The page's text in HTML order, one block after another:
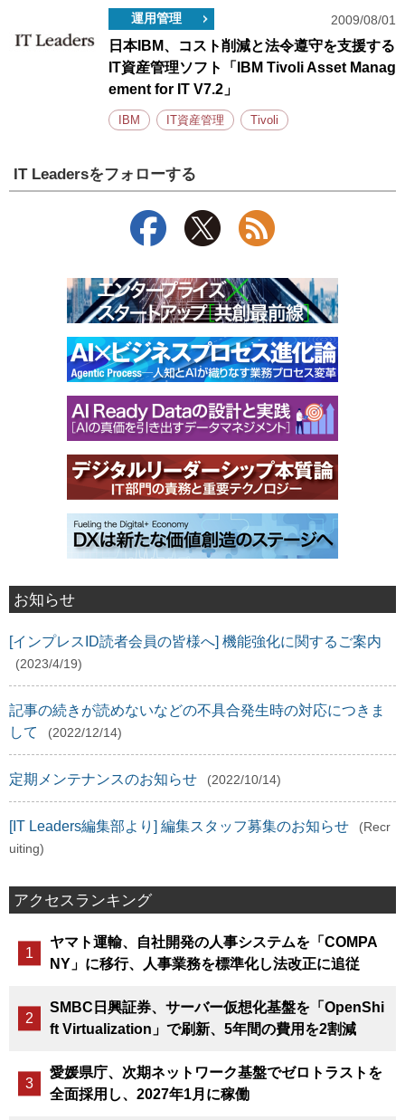
運用管理 2009/08/01
日本IBM、コスト削減と法令遵守を支援する
IT資産管理ソフト「IBM Tivoli Asset Manag
ement for IT V7.2」
IBM IT資産管理 Tivoli
IT Leadersをフォローする
お知らせ
[インプレスID読者会員の皆様へ] 機能強化に関するご案内
(2023/4/19)
記事の続きが読めないなどの不具合発生時の対応につきま
して
(2022/12/14)
定期メンテナンスのお知らせ (2022/10/14)
[IT Leaders編集部より] 編集スタッフ募集のお知らせ
(Recr
uiting)
アクセスランキング
ヤマト運輸、自社開発の人事システムを「COMPA
NY」に移行、人事業務を標準化し法改正に追従
SMBC日興証券、サーバー仮想化基盤を「OpenShi
ft Virtualization」で刷新、5年間の費用を2割減
愛媛県庁、次期ネットワーク基盤でゼロトラストを
全面採用し、2027年1月に稼働